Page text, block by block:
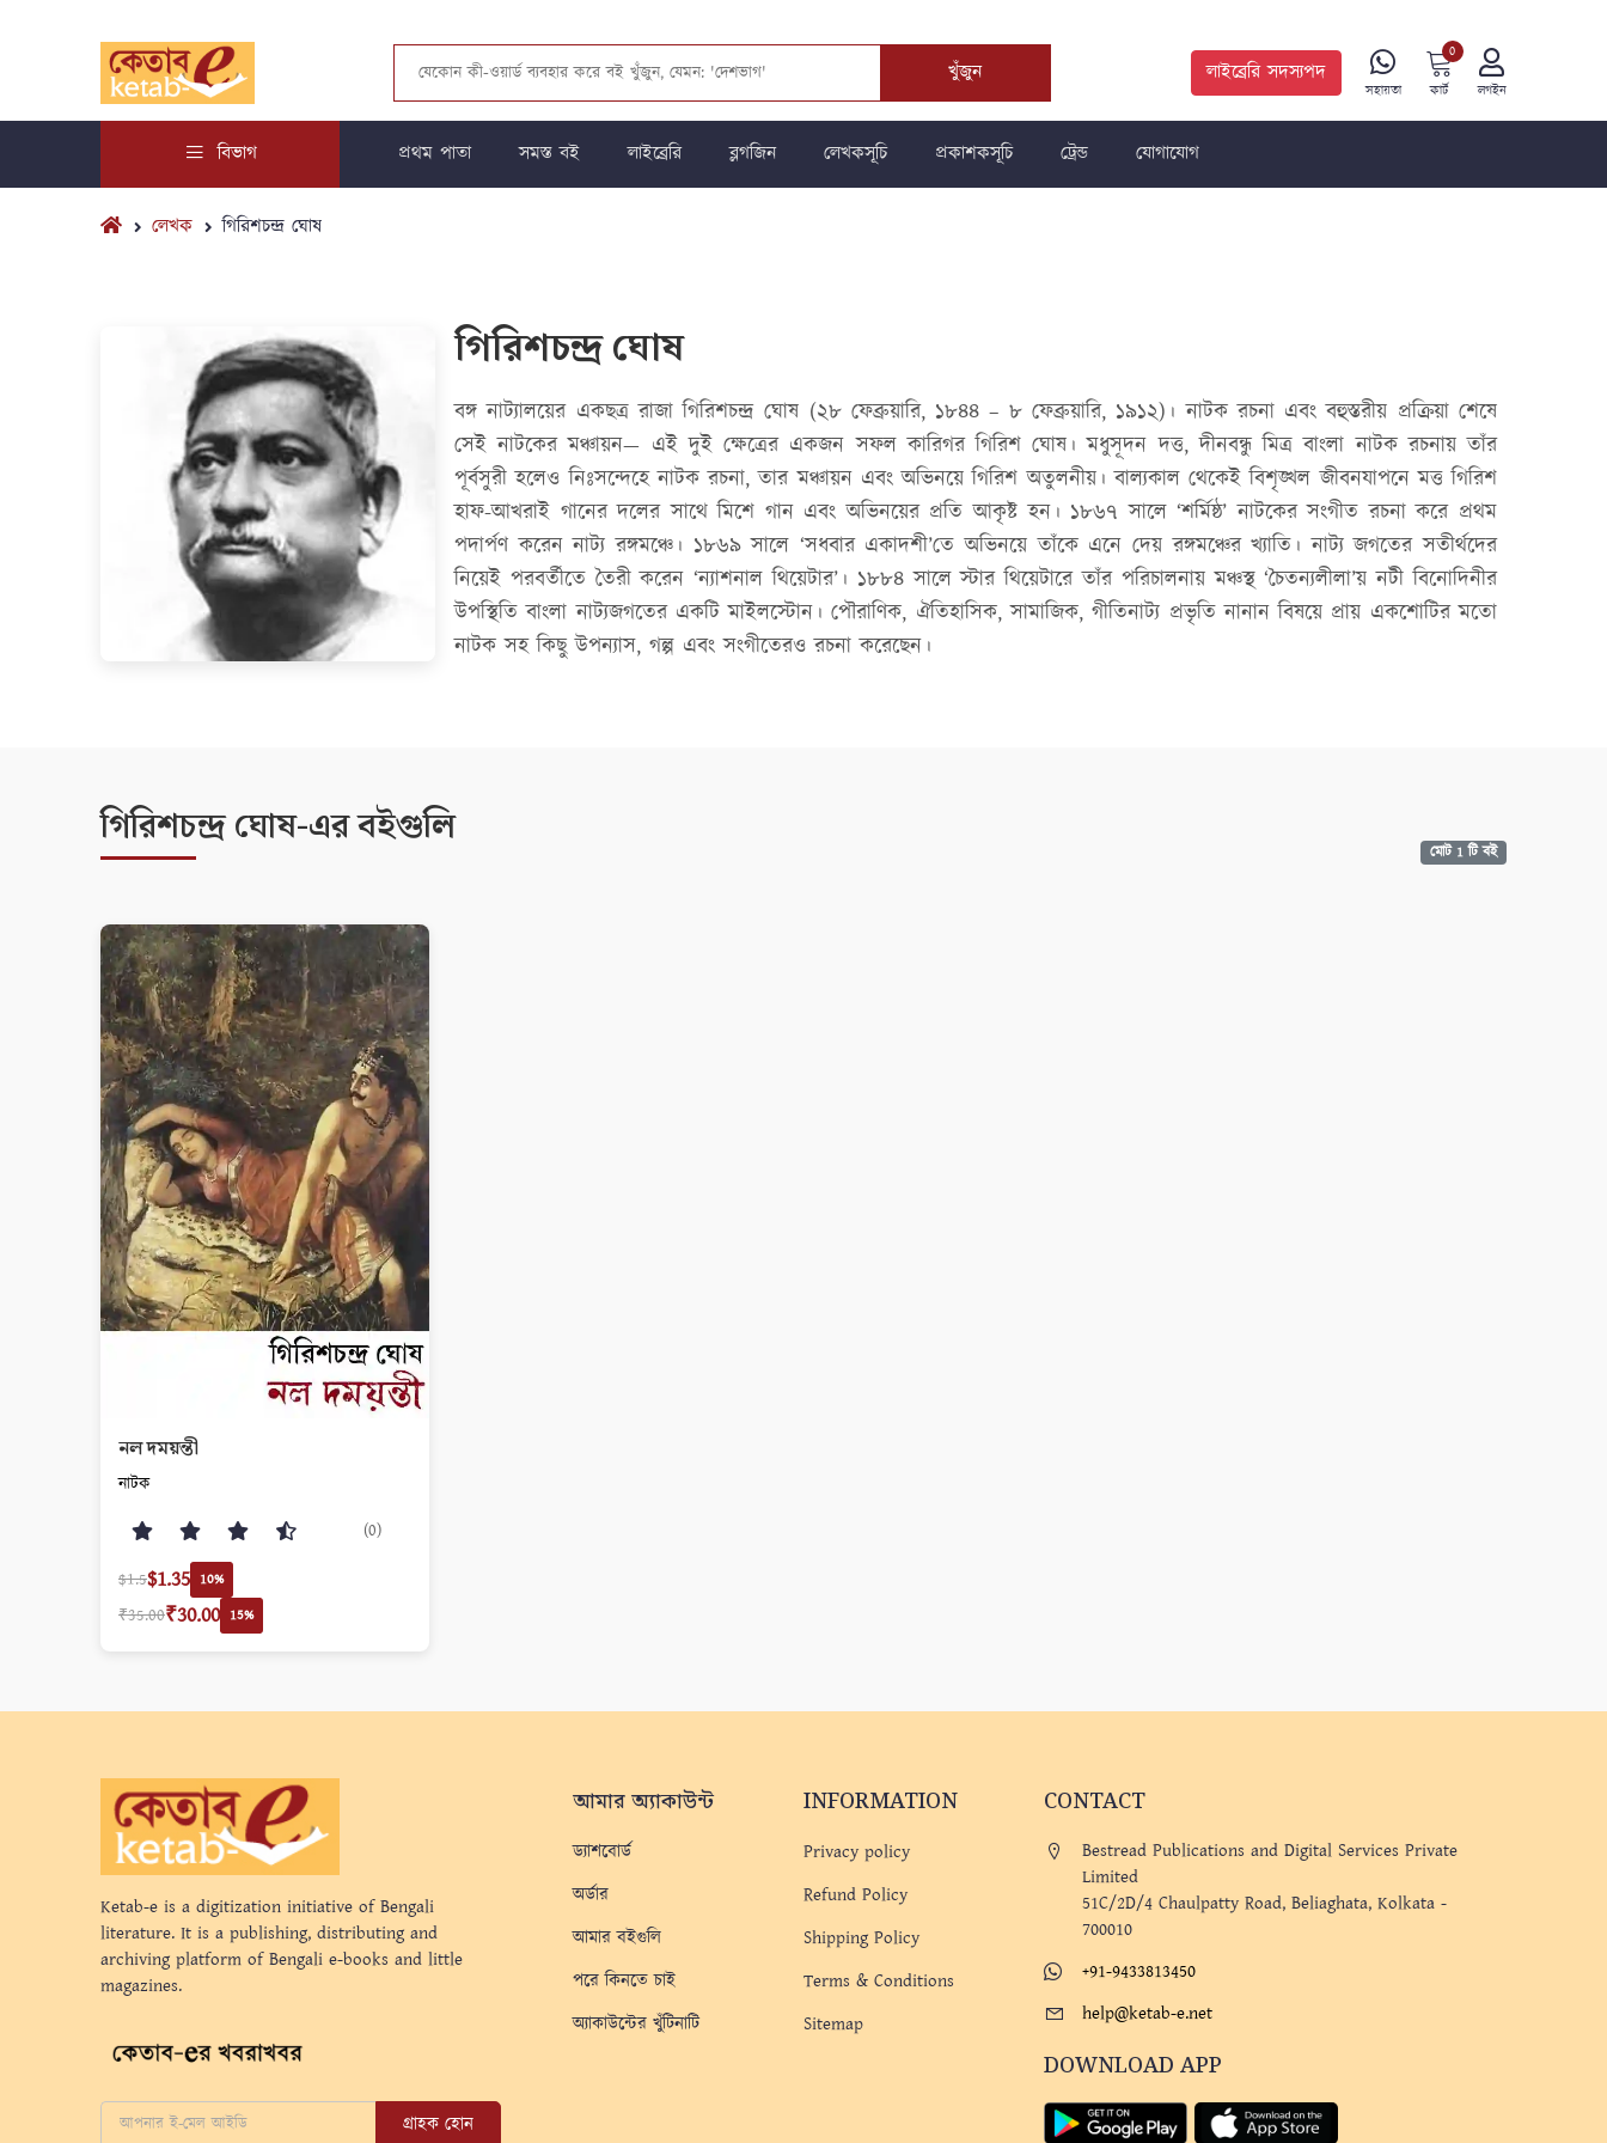
খুঁজুন লাইব্রেরি সদস্যপদ
সহায়তা কার্ট
0
লগইন
বিভাগ প্রথম পাতা সমস্ত বই লাইব্রেরি ব্লগজিন লেখকসূচি প্রকাশকসূচি ট্রেন্ড যোগাযোগ
লেখক গিরিশচন্দ্র ঘোষ
গিরিশচন্দ্র ঘোষ
বঙ্গ নাট্যালয়ের একছত্র রাজা গিরিশচন্দ্র ঘোষ (২৮ ফেব্রুয়ারি, ১৮৪৪ – ৮ ফেব্রুয়ারি, ১৯১২)। নাটক রচনা এবং বহুস্তরীয় প্রক্রিয়া শেষে
সেই নাটকের মঞ্চায়ন— এই দুই ক্ষেত্রের একজন সফল কারিগর গিরিশ ঘোষ। মধুসূদন দত্ত, দীনবন্ধু মিত্র বাংলা নাটক রচনায় তাঁর
পূর্বসুরী হলেও নিঃসন্দেহে নাটক রচনা, তার মঞ্চায়ন এবং অভিনয়ে গিরিশ অতুলনীয়। বাল্যকাল থেকেই বিশৃঙ্খল জীবনযাপনে মত্ত গিরিশ
হাফ-আখরাই গানের দলের সাথে মিশে গান এবং অভিনয়ের প্রতি আকৃষ্ট হন। ১৮৬৭ সালে ‘শর্মিষ্ঠ’ নাটকের সংগীত রচনা করে প্রথম
পদার্পণ করেন নাট্য রঙ্গমঞ্চে। ১৮৬৯ সালে ‘সধবার একাদশী’তে অভিনয়ে তাঁকে এনে দেয় রঙ্গমঞ্চের খ্যাতি। নাট্য জগতের সতীর্থদের
নিয়েই পরবর্তীতে তৈরী করেন ‘ন্যাশনাল থিয়েটার’। ১৮৮৪ সালে স্টার থিয়েটারে তাঁর পরিচালনায় মঞ্চস্থ ‘চৈতন্যলীলা’য় নটী বিনোদিনীর
উপস্থিতি বাংলা নাট্যজগতের একটি মাইলস্টোন। পৌরাণিক, ঐতিহাসিক, সামাজিক, গীতিনাট্য প্রভৃতি নানান বিষয়ে প্রায় একশোটির মতো
নাটক সহ কিছু উপন্যাস, গল্প এবং সংগীতেরও রচনা করেছেন।
গিরিশচন্দ্র ঘোষ-এর বইগুলি মোট 1 টি বই
নল দময়ন্তী
নাটক
(0)
$1.5$1.35 10%
₹35.00₹30.00 15%
Ketab-e is a digitization initiative of Bengali
literature. It is a publishing, distributing and
archiving platform of Bengali e-books and little
magazines.
গ্রাহক হোন
আমার অ্যাকাউন্ট
ড্যাশবোর্ড
অর্ডার
আমার বইগুলি
পরে কিনতে চাই
অ্যাকাউন্টের খুঁটিনাটি
INFORMATION
Privacy policy
Refund Policy
Shipping Policy
Terms & Conditions
Sitemap
CONTACT
Bestread Publications and Digital Services Private
Limited
51C/2D/4 Chaulpatty Road, Beliaghata, Kolkata -
700010
+91-9433813450
help@ketab-e.net
DOWNLOAD APP